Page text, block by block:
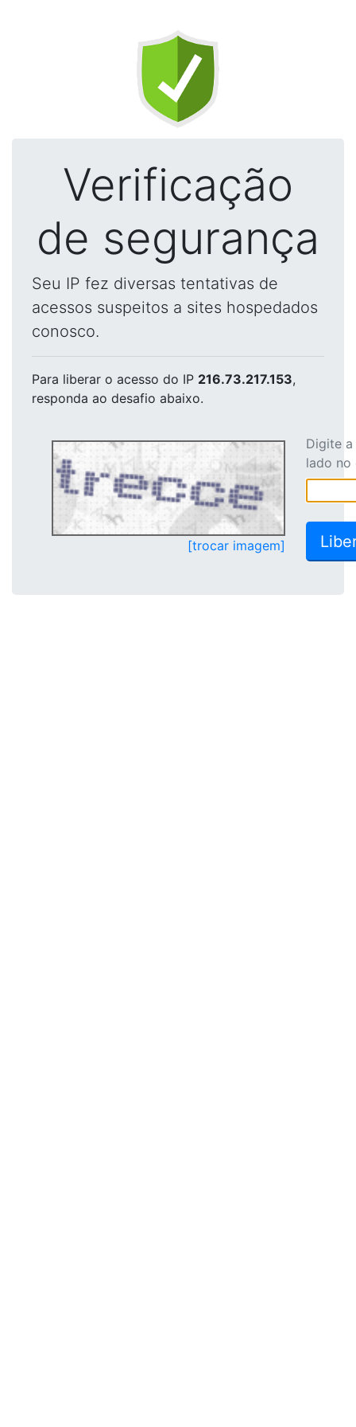
Verificação
de segurança
Seu IP fez diversas tentativas de
acessos suspeitos a sites hospedados
conosco.
Para liberar o acesso do IP 216.73.217.153,
responda ao desafio abaixo.
[trocar imagem]
Digite
lado no